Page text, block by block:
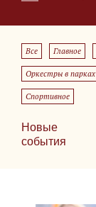
Все Главное
Оркестры в парках
Спортивное
Новые
события